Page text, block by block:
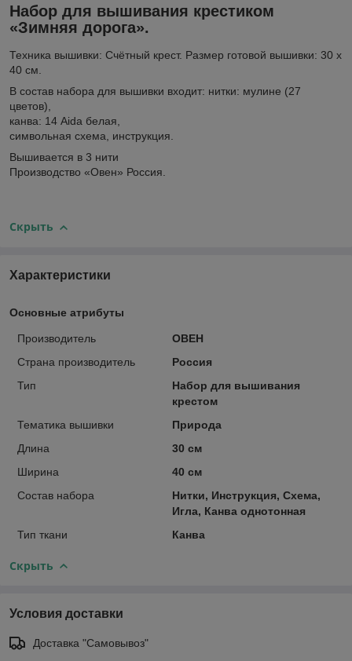
Набор для вышивания крестиком
«Зимняя дорога».
Техника вышивки: Счётный крест. Размер готовой вышивки: 30 х
40 см.
В состав набора для вышивки входит: нитки: мулине (27
цветов),
канва: 14 Aida белая,
символьная схема, инструкция.
Вышивается в 3 нити
Производство «Овен» Россия.
Скрыть
Характеристики
Основные атрибуты
Производитель
ОВЕН
Страна производитель
Россия
Тип
Набор для вышивания
крестом
Тематика вышивки
Природа
Длина
30 см
Ширина
40 см
Состав набора
Нитки, Инструкция, Схема,
Игла, Канва однотонная
Тип ткани
Канва
Скрыть
Условия доставки
Доставка "Самовывоз"